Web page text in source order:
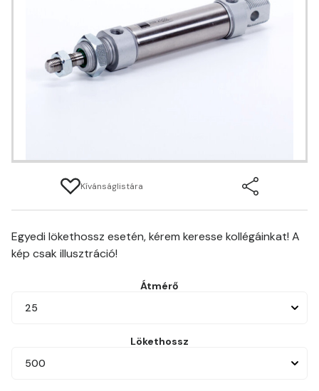
Kívánságlistára
Egyedi lökethossz esetén, kérem keresse kollégáinkat! A
kép csak illusztráció!
Átmérő
25
Lökethossz
500